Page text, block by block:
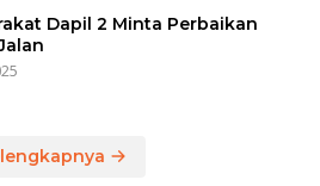
Dapil 2 Minta Perbaikan